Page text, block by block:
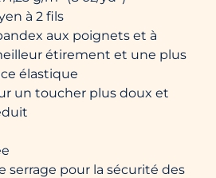
à 2 fils
aux poignets et à
étirement et une plus
élastique
un toucher plus doux et
serrage pour la sécurité des